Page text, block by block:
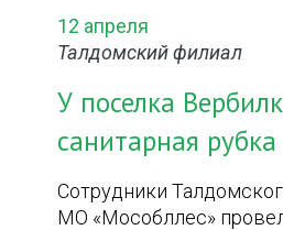
12 апреля
Талдомский филиал
У поселка
санитарная рубка
Сотрудники
МО «Мособллес»